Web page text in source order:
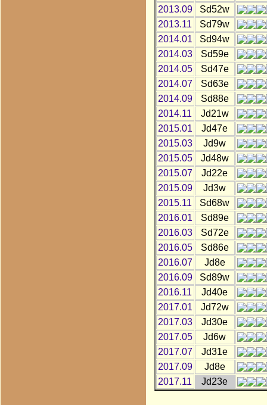
2013.09
Sd52w
2013.11
Sd79w
2014.01
Sd94w
2014.03
Sd59e
2014.05
Sd47e
2014.07
Sd63e
2014.09
Sd88e
2014.11
Jd21w
2015.01
Jd47e
2015.03
Jd9w
2015.05
Jd48w
2015.07
Jd22e
2015.09
Jd3w
2015.11
Sd68w
2016.01
Sd89e
2016.03
Sd72e
2016.05
Sd86e
2016.07
Jd8e
2016.09
Sd89w
2016.11
Jd40e
2017.01
Jd72w
2017.03
Jd30e
2017.05
Jd6w
2017.07
Jd31e
2017.09
Jd8e
2017.11
Jd23e